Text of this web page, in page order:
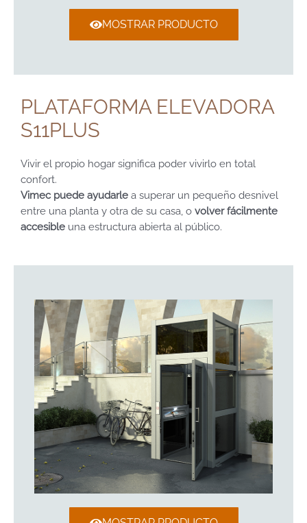
MOSTRAR PRODUCTO
PLATAFORMA ELEVADORA
S11PLUS
Vivir el propio hogar significa poder vivirlo en total
confort.
Vimec puede ayudarle a superar un pequeño desnivel
entre una planta y otra de su casa, o volver fácilmente
accesible una estructura abierta al público.